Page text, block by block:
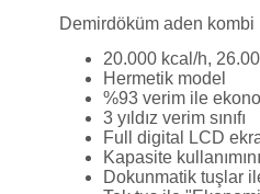
Demirdöküm aden kombi
20.000 kcal/h,
Hermetik model
%93 verim ile
3 yıldız verim sınıfı
Full digital LCD
Kapasite
Dokunmatik tuşlar